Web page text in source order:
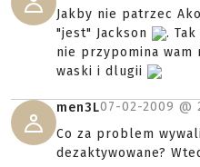
Jakby nie patrzec
"jest" Jackson
.
nie przypomina wam
waski i dlugii
men3L07-02-2009 @
Co za problem
dezaktywowane?